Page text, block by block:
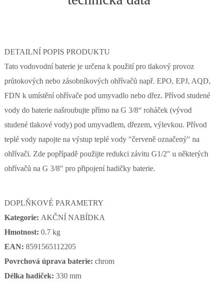
DETAILNÍ POPIS PRODUKTU
Tato vodovodní baterie je určena k použití pro tlakový provoz
průtokových nebo zásobníkových ohřívačů např. EPO, EPJ, AQD,
FDN k umístění ohřívače pod umyvadlo nebo dřez. Přívod studené
vody do baterie našroubujte přímo na G 3/8“ roháček (vývod
studené tlakové vody) pod umyvadlem, dřezem, výlevkou. Přívod
teplé vody napojte na výstup teplé vody "červeně označený" na
ohřívači. Zde popřípadě použijte redukci závitu G1/2" u některých
ohřívačů na G 3/8" pro připojení hadičky baterie.
DOPLŇKOVÉ PARAMETRY
Kategorie: AKČNÍ NABÍDKA
Hmotnost: 0.7 kg
EAN: 8591565112205
Povrchová úprava baterie: chrom
Délka hadiček: 330 mm